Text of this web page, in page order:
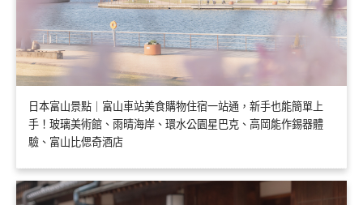
日本富山景點｜富山車站美食購物住宿一站通，新手也能簡單上
手！玻璃美術館、雨晴海岸、環水公園星巴克、高岡能作錫器體
驗、富山比偲奇酒店